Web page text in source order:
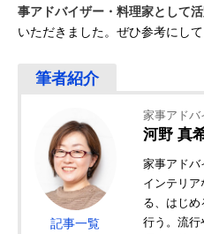
事アドバイザー・料理家として
いただきました。ぜひ参考にして
記事一覧
家事アドバ
河野 真
家事アドバ
インテリ
る、はじめ
行う。流行